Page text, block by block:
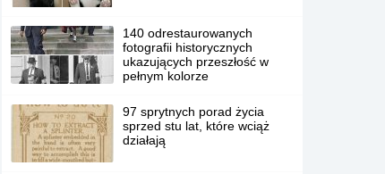
140 odrestaurowanych
fotografii historycznych
ukazujących przeszłość w
pełnym kolorze
97 sprytnych porad życia
sprzed stu lat, które wciąż
działają